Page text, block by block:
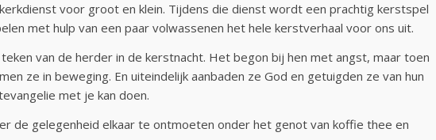
voor groot en klein. Tijdens die dienst wordt een prachtig kerstspel
met hulp van een paar volwassenen het hele kerstverhaal voor ons uit.
van de herder in de kerstnacht. Het begon bij hen met angst, maar toen
ze in beweging. En uiteindelijk aanbaden ze God en getuigden ze van hun
met je kan doen.
de gelegenheid elkaar te ontmoeten onder het genot van koffie thee en